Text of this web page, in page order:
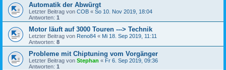
Automatik der Abwürgt
Letzter Beitrag von COB « So 10. Nov 2019, 18:04
Antworten: 1
Motor läuft auf 3000 Touren ---> Technik
Letzter Beitrag von Reno84 « Mi 18. Sep 2019, 11:11
Antworten: 8
Probleme mit Chiptuning vom Vorgänger
Letzter Beitrag von Stephan « Fr 6. Sep 2019, 09:36
Antworten: 1